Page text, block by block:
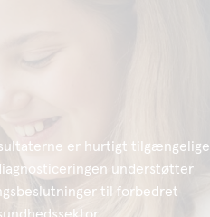
er hurtigt tilgængelige
understøtter
til forbedret